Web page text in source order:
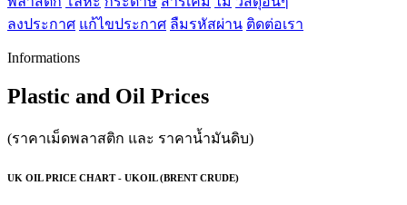
ลงประกาศ แก้ไขประกาศ ลืมรหัสผ่าน ติดต่อเรา
Informations
Plastic and Oil Prices
(ราคาเม็ดพลาสติก และ ราคาน้ำมันดิบ)
UK OIL PRICE CHART - UKOIL (BRENT CRUDE)